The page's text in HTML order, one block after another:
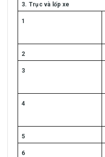
3. Trục và lốp xe
1
2
3
4
5
6